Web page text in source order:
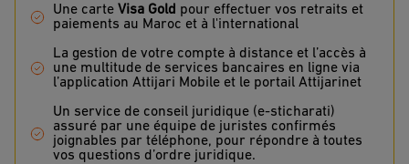
Une carte Visa Gold pour effectuer vos retraits et
paiements au Maroc et à l'international
La gestion de votre compte à distance et l’accès à
une multitude de services bancaires en ligne via
l’application Attijari Mobile et le portail Attijarinet
Un service de conseil juridique (e-sticharati)
assuré par une équipe de juristes confirmés
joignables par téléphone, pour répondre à toutes
vos questions d’ordre juridique.